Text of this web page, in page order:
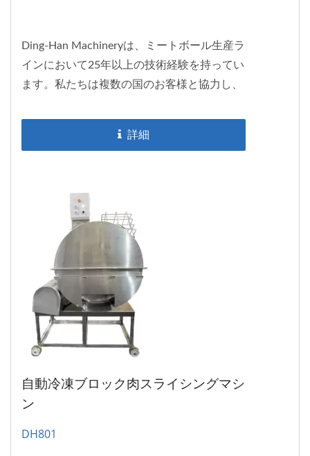
Ding-Han Machineryは、ミートボール生産ラ
インにおいて25年以上の技術経験を持ってい
ます。私たちは複数の国のお客様と協力し、
1台の設備でさまざまな種類のミートボール
を生産することができ、高い収益率の投資で
詳細
自動冷凍ブロック肉スライシングマシ
ン
DH801